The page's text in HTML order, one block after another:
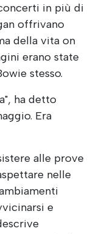
in più di
offrivano
della vita on
erano state
stesso.
ha detto
Era
alle prove
nelle
e